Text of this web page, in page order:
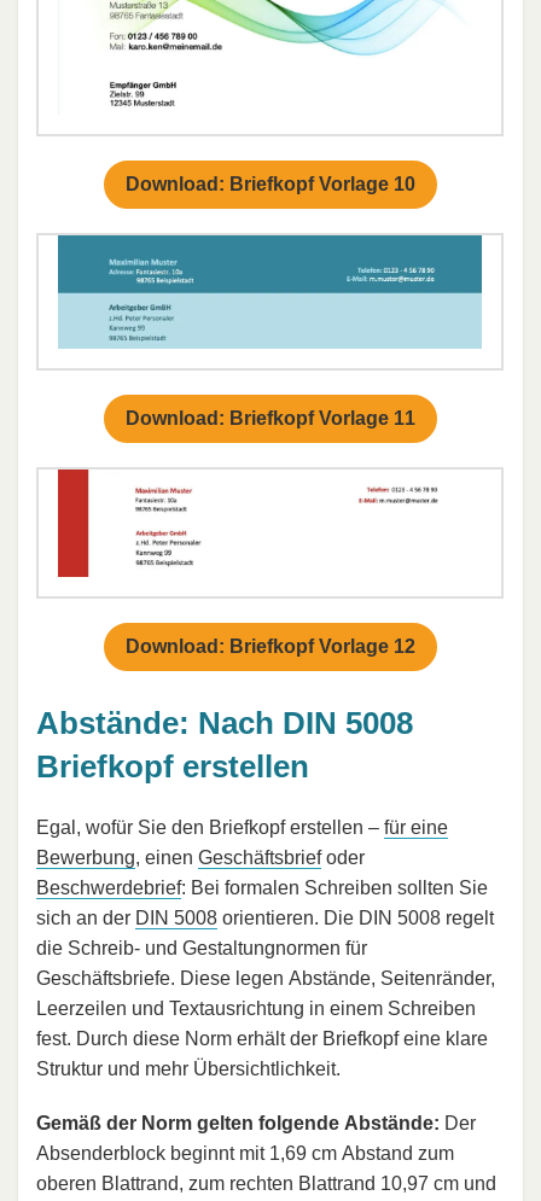
Download: Briefkopf Vorlage 10
Download: Briefkopf Vorlage 11
Download: Briefkopf Vorlage 12
Abstände: Nach DIN 5008
Briefkopf erstellen
Egal, wofür Sie den Briefkopf erstellen – für eine
Bewerbung, einen Geschäftsbriefoder
Beschwerdebrief: Bei formalen Schreiben sollten Sie
sich an der DIN 5008 orientieren. Die DIN 5008 regelt
die Schreib- und Gestaltungnormen für
Geschäftsbriefe. Diese legen Abstände, Seitenränder,
Leerzeilen und Textausrichtung in einem Schreiben
fest. Durch diese Norm erhält der Briefkopf eine klare
Struktur und mehr Übersichtlichkeit.
Gemäß der Norm gelten folgende Abstände: Der
Absenderblock beginnt mit 1,69 cm Abstand zum
oberen Blattrand, zum rechten Blattrand 10,97 cm und